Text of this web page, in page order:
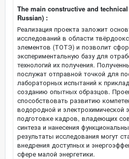
The main constructive and
Russian) :
Реализация проекта заложит
исследований в области
элементов (ТОТЭ) и позволит
экспериментальную базу для
технологий их получения.
послужат отправной точкой для
лабораторных испытаний к
созданию опытных образцов.
способствовать развитию
водородной и электрохимической
подготовке кадров, владеющих
синтеза и нанесения
результаты исследования могут
внедрения доступных и
сфере малой энергетики.